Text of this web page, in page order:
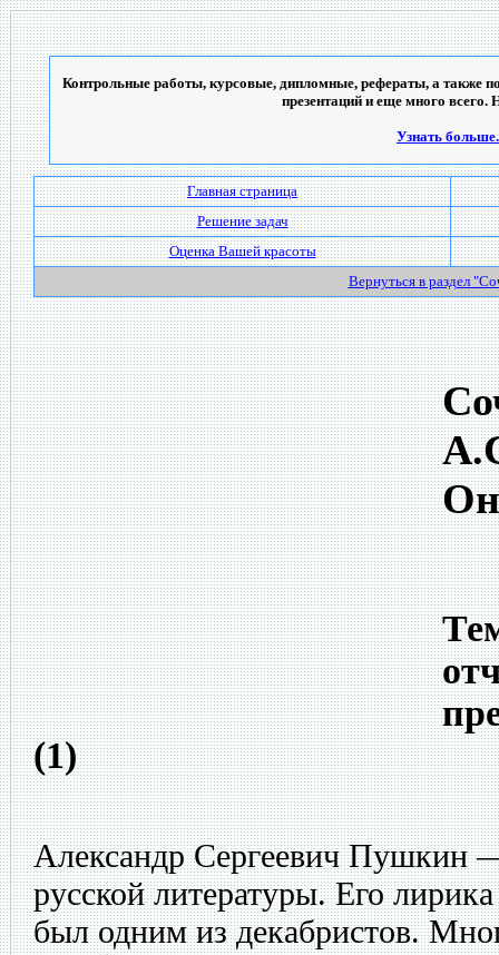
Контрольные работы, курсовые, дипломные, рефераты, а также
презентаций и еще много всего.
Узнать
Главная страница
Решение задач
Оценка Вашей красоты
Вернуться в раздел
(1)
Александр Сергеевич Пушкин
русской литературы. Его
был одним из декабристов.